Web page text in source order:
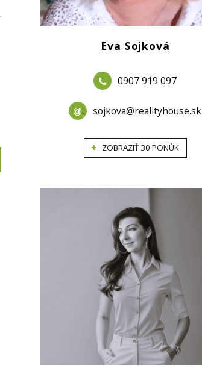
Eva Sojková
0907 919 097
sojkova@realityhouse.sk
ZOBRAZIŤ 30 PONÚK